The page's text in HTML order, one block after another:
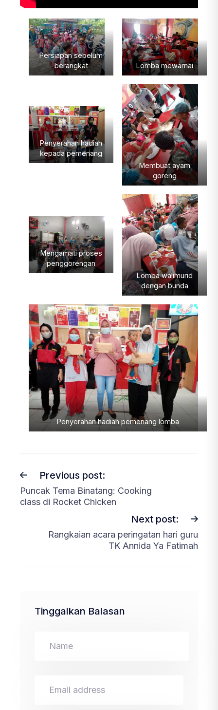
Persiapan sebelum
berangkat
Lomba mewarnai
Penyerahan hadiah
kepada pemenang
Membuat ayam
goreng
Mengamati proses
penggorengan
Lomba walimurid
dengan bunda
Penyerahan hadiah pemenang lomba
Previous post:
Puncak Tema Binatang: Cooking
class di Rocket Chicken
Next post:
Rangkaian acara peringatan hari guru
TK Annida Ya Fatimah
Tinggalkan Balasan